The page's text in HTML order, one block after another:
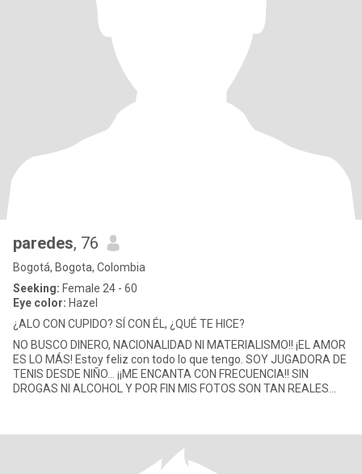
paredes, 76
Bogotá, Bogota, Colombia
Seeking: Female 24 - 60
Eye color: Hazel
¿ALO CON CUPIDO? SÍ CON ÉL, ¿QUÉ TE HICE?
NO BUSCO DINERO, NACIONALIDAD NI MATERIALISMO!! ¡EL AMOR
ES LO MÁS! Estoy feliz con todo lo que tengo. SOY JUGADORA DE
TENIS DESDE NIÑO... ¡¡ME ENCANTA CON FRECUENCIA!! SIN
DROGAS NI ALCOHOL Y POR FIN MIS FOTOS SON TAN REALES